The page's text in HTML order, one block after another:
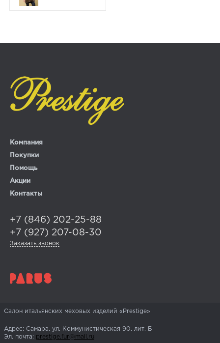
Компания
Покупки
Помощь
Акции
Контакты
+7 (846) 202-25-88
+7 (927) 207-08-30
Заказать звонок
Салон итальянских меховых изделий «Prestige»
Адрес: Самара, ул. Коммунистическая 90, лит. Б
Эл. почта:
prestige.fur@mail.ru